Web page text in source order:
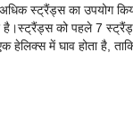
स्ट्रैंड्स का उपयोग
को पहले 7
में घाव होता है,